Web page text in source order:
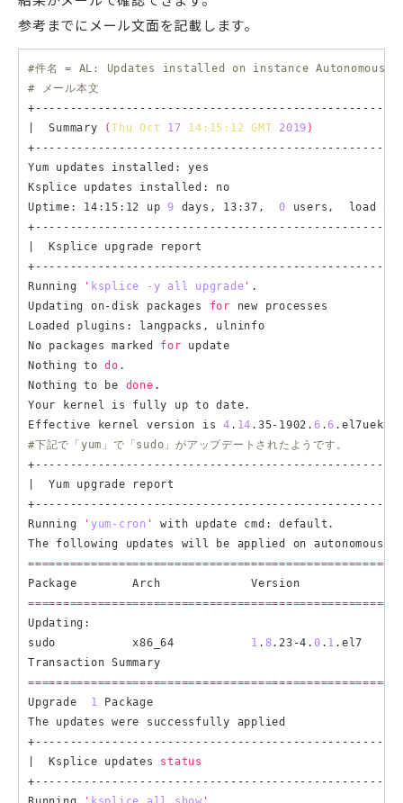
参考までにメール文面を記載します。
#件名 = AL: Updates installed on instance
# メール本文
|  Summary
( Thu Oct 17 14:15:12 GMT 2019 )
Yum updates installed: yes
Ksplice updates installed: no
Uptime: 14:15:12 up 9 days, 13:37, 0 users,  load
|  Ksplice upgrade report
Running
' ksplice -y all upgrade ' .
Updating on-disk packages
for new processes
Loaded plugins: langpacks, ulninfo
No packages marked for update
Nothing to do .
Nothing to be done .
Your kernel is fully up to date.
Effective kernel version is 4 . 14 .35-1902. 6 .6
#下記で「yum」で「sudo」がアップデートされたようです。
|  Yum upgrade report
Running
' yum-cron ' with update cmd: default.
Updating:
sudo           x86_64 1 . 8.23-4. 0 . 1 .el7
Upgrade 1 Package
The updates were successfully applied
|  Ksplice updates status